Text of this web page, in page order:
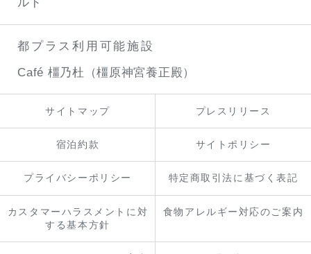
都プラス利用可能施設
Café 橿乃杜（橿原神宮養正殿）
サイトマップ プレスリリース
宿泊約款 サイトポリシー
プライバシーポリシー 特定商取引法に基づく表記
カスタマーハラスメントに対
する基本方針
食物アレルギー対応のご案内